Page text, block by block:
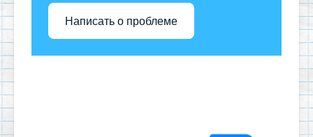
Написать о проблеме